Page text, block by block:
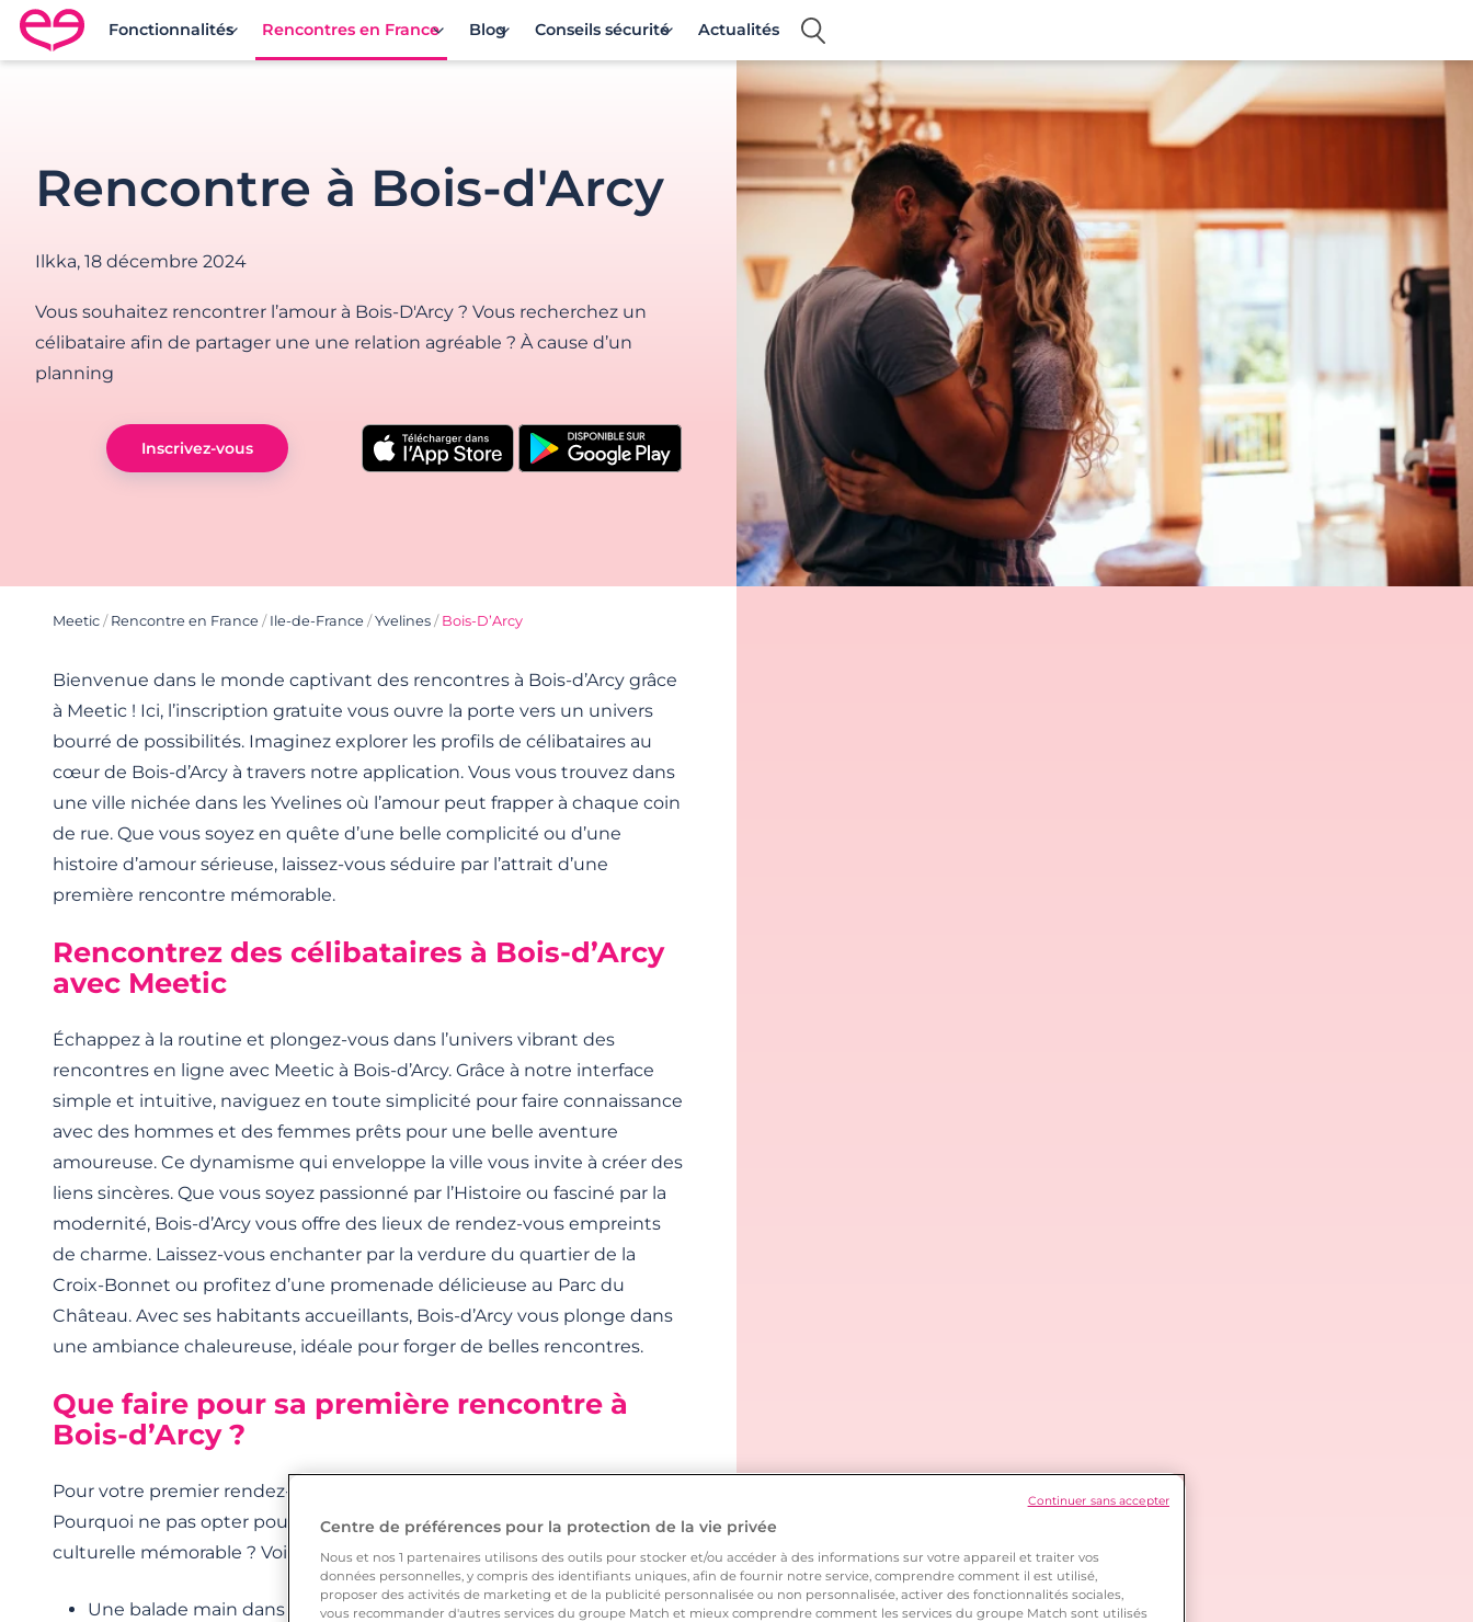
Rencontre en France avec Meetic
Fonctionnalités Rencontres en France Blog Conseils sécurité Actualités
Rencontre à Bois-d'Arcy
Ilkka, 18 décembre 2024
Vous souhaitez rencontrer l’amour à Bois-D'Arcy ? Vous recherchez un
célibataire afin de partager une une relation agréable ? À cause d’un
planning
Inscrivez-vous
Meetic / Rencontre en France / Ile-de-France /Yvelines / Bois-D’Arcy
Bienvenue dans le monde captivant des rencontres à Bois-d’Arcy grâce
à Meetic ! Ici, l’inscription gratuite vous ouvre la porte vers un univers
bourré de possibilités. Imaginez explorer les profils de célibataires au
cœur de Bois-d’Arcy à travers notre application. Vous vous trouvez dans
une ville nichée dans les Yvelines où l’amour peut frapper à chaque coin
de rue. Que vous soyez en quête d’une belle complicité ou d’une
histoire d’amour sérieuse, laissez-vous séduire par l’attrait d’une
première rencontre mémorable.
Rencontrez des célibataires à Bois-d’Arcy
avec Meetic
Échappez à la routine et plongez-vous dans l’univers vibrant des
rencontres en ligne avec Meetic à Bois-d’Arcy. Grâce à notre interface
simple et intuitive, naviguez en toute simplicité pour faire connaissance
avec des hommes et des femmes prêts pour une belle aventure
amoureuse. Ce dynamisme qui enveloppe la ville vous invite à créer des
liens sincères. Que vous soyez passionné par l’Histoire ou fasciné par la
modernité, Bois-d’Arcy vous offre des lieux de rendez-vous empreints
de charme. Laissez-vous enchanter par la verdure du quartier de la
Croix-Bonnet ou profitez d’une promenade délicieuse au Parc du
Château. Avec ses habitants accueillants, Bois-d’Arcy vous plonge dans
une ambiance chaleureuse, idéale pour forger de belles rencontres.
Que faire pour sa première rencontre à
Bois-d’Arcy ?
Pour votre premier rendez-vous à Bois-d’Arcy, laissez le naturel opérer.
Pourquoi ne pas opter pour une promenade apaisante ou une sortie
culturelle mémorable ? Voici quelques suggestions :
Une balade main dans la main au Parc du Château, un vrai havre de
Centre de préférences pour la protection de la vie privée
Nous et nos 1 partenaires utilisons des outils pour stocker et/ou accéder à des informations sur votre appareil et traiter vos
données personnelles, y compris des identifiants uniques, afin de fournir notre service, comprendre comment il est utilisé,
proposer des activités de marketing et de la publicité personnalisée ou non personnalisée, activer des fonctionnalités sociales,
vous recommander d'autres services du groupe Match et mieux comprendre comment les services du groupe Match sont utilisés
Continuer sans accepter